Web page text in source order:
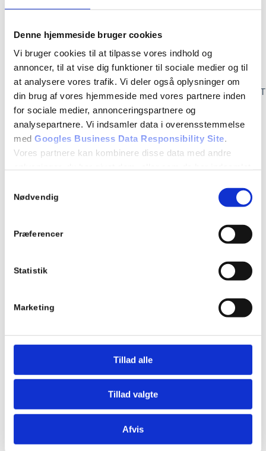
Denne hjemmeside bruger cookies
Vi bruger cookies til at tilpasse vores indhold og
annoncer, til at vise dig funktioner til sociale medier og til
at analysere vores trafik. Vi deler også oplysninger om
din brug af vores hjemmeside med vores partnere inden
for sociale medier, annonceringspartnere og
analysepartnere. Vi indsamler data i overensstemmelse
med Googles Business Data Responsibility Site.
Vores partnere kan kombinere disse data med andre
Se Cookie & Privatlivspolitik
Nødvendig
Præferencer
Statistik
Marketing
Tillad alle
Tillad valgte
Afvis
👉 Tilmelding senest 6. juni via
https://forms.office.com/Pages/ResponsePage.aspx?
id=Uzkx0tQvdk-Th-
⚠️ Begrænsede pladser – først til mølle!